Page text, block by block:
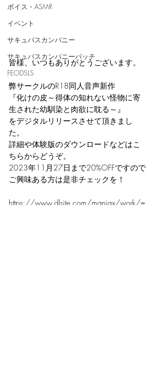
ボイス・ASMR
イベント
サキュバスカンパニー
サキュバスカンパニーパッチ
FEODSLS
皆様、いつもありがとうございます。
弊サークルのR18同人音声新作
『化けの皮～得体の知れない怪物に寄
生された幼馴染と肉欲に耽る～』
をデジタルリリースさせて頂きまし
た。
詳細や体験版のダウンロードなどはこ
ちらからどうぞ。
2023年11月27日まで20%OFFですので
ご興味ある方は是非チェックを！
https://www.dlsite.com/maniax/work/=